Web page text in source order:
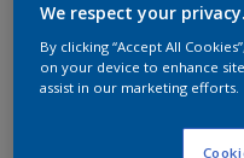
ZUR
Zu Projekt
We respect your privacy.
By clicking “Accept All
on your device to enhance
assist in our marketing efforts.